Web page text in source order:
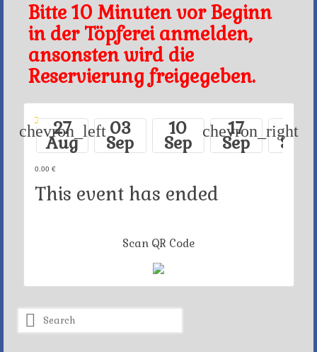
Bitte 10 Minuten vor Beginn
in der Töpferei anmelden,
ansonsten wird die
Reservierung freigegeben.
27
Aug
03
Sep
10
Sep
17
Sep
24
Sep
chevron_left chevron_right
0.00 €
This event has ended
Scan QR Code
Search
for: